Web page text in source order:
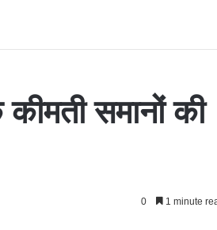
समानों की
0 1 minute